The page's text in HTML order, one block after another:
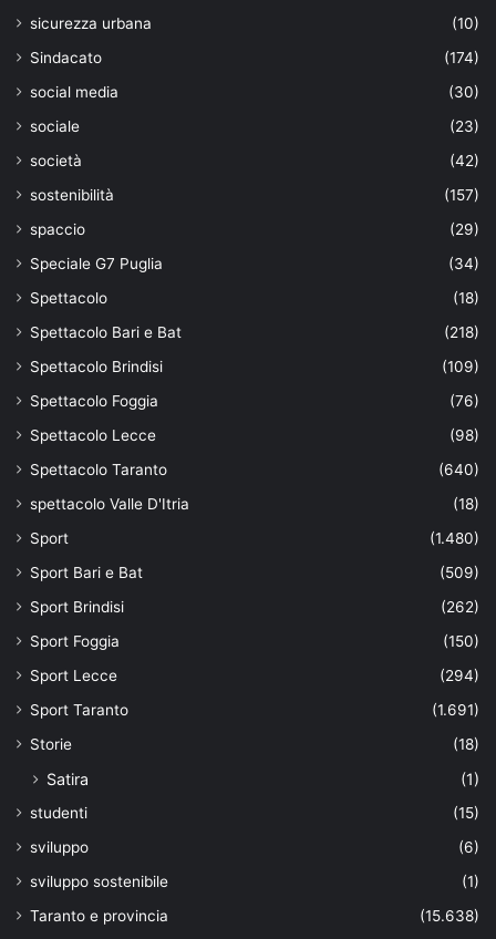
sicurezza urbana
(10)
Sindacato
(174)
social media
(30)
sociale
(23)
società
(42)
sostenibilità
(157)
spaccio
(29)
Speciale G7 Puglia
(34)
Spettacolo
(18)
Spettacolo Bari e Bat
(218)
Spettacolo Brindisi
(109)
Spettacolo Foggia
(76)
Spettacolo Lecce
(98)
Spettacolo Taranto
(640)
spettacolo Valle D'Itria
(18)
Sport
(1.480)
Sport Bari e Bat
(509)
Sport Brindisi
(262)
Sport Foggia
(150)
Sport Lecce
(294)
Sport Taranto
(1.691)
Storie
(18)
Satira (1)
studenti
(15)
sviluppo
(6)
sviluppo sostenibile
(1)
Taranto e provincia
(15.638)